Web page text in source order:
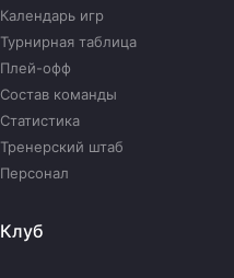
Календарь игр
Турнирная таблица
Плей-офф
Состав команды
Статистика
Тренерский штаб
Персонал
Клуб